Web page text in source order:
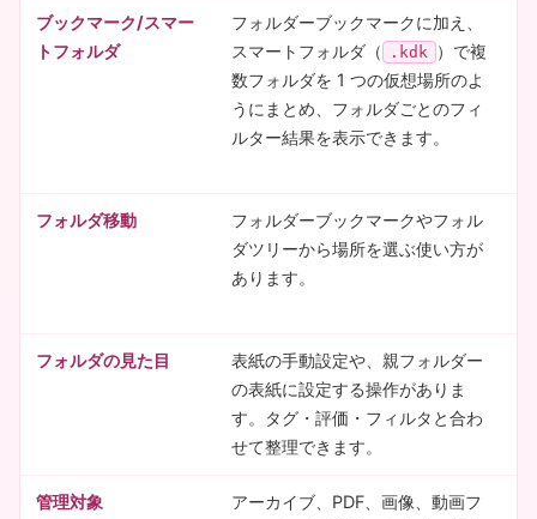
ブックマーク/スマー
トフォルダ
フォルダーブックマークに加え、
スマートフォルダ（
.kdk ）で複
数フォルダを 1 つの仮想場所のよ
うにまとめ、フォルダごとのフィ
ルター結果を表示できます。
フォルダ移動
フォルダーブックマークやフォル
ダツリーから場所を選ぶ使い方が
あります。
フォルダの見た目
表紙の手動設定や、親フォルダー
の表紙に設定する操作がありま
す。タグ・評価・フィルタと合わ
せて整理できます。
管理対象
アーカイブ、PDF、画像、動画フ